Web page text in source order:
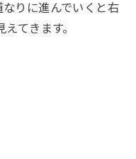
りに進んでいくと右
てきます。